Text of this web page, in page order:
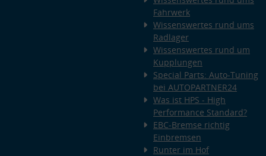
Fahrwerk
Wissenswertes rund ums
Radlager
Wissenswertes rund um
Kupplungen
Special Parts: Auto-Tuning
bei AUTOPARTNER24
Was ist HPS - High
Performance Standard?
EBC-Bremse richtig
Einbremsen
Runter im Hof